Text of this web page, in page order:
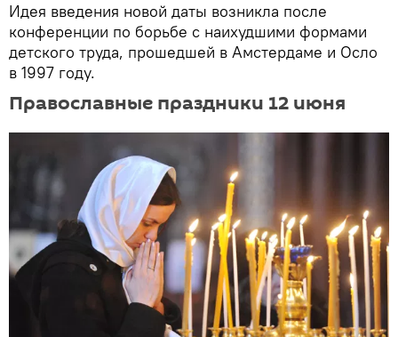
Идея введения новой даты возникла после
конференции по борьбе с наихудшими формами
детского труда, прошедшей в Амстердаме и Осло
в 1997 году.
Православные праздники 12 июня